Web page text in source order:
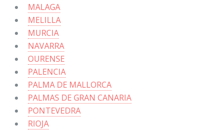
MALAGA
MELILLA
MURCIA
NAVARRA
OURENSE
PALENCIA
PALMA DE MALLORCA
PALMAS DE GRAN CANARIA
PONTEVEDRA
RIOJA